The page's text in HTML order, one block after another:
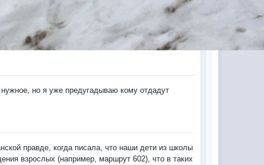
но я уже предугадываю кому отдадут
правде, когда писала, что наши дети из школы
взрослых (например, маршрут 602), что в таких